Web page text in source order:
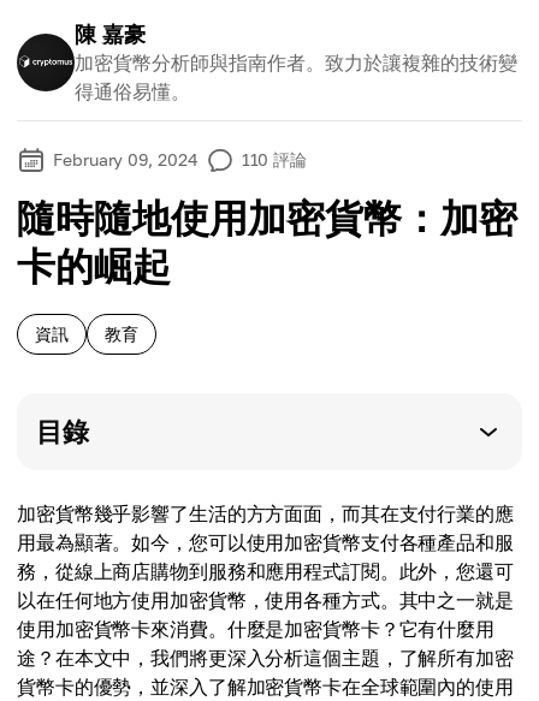
陳 嘉豪
加密貨幣分析師與指南作者。致力於讓複雜的技術變
得通俗易懂。
February 09, 2024 110 評論
隨時隨地使用加密貨幣：加密
卡的崛起
資訊 教育
目錄
加密貨幣幾乎影響了生活的方方面面，而其在支付行業的應
用最為顯著。如今，您可以使用加密貨幣支付各種產品和服
務，從線上商店購物到服務和應用程式訂閱。此外，您還可
以在任何地方使用加密貨幣，使用各種方式。其中之一就是
使用加密貨幣卡來消費。什麼是加密貨幣卡？它有什麼用
途？在本文中，我們將更深入分析這個主題，了解所有加密
貨幣卡的優勢，並深入了解加密貨幣卡在全球範圍內的使用